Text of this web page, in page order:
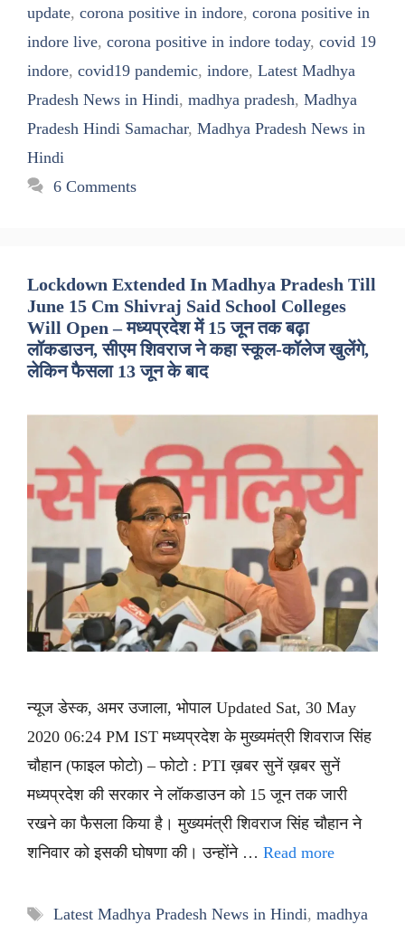
update, corona positive in indore, corona positive in
indore live, corona positive in indore today, covid 19
indore, covid19 pandemic, indore, Latest Madhya
Pradesh News in Hindi, madhya pradesh, Madhya
Pradesh Hindi Samachar, Madhya Pradesh News in
Hindi
6 Comments
Lockdown Extended In Madhya Pradesh Till
June 15 Cm Shivraj Said School Colleges
Will Open – मध्यप्रदेश में 15 जून तक बढ़ा
लॉकडाउन, सीएम शिवराज ने कहा स्कूल-कॉलेज खुलेंगे,
लेकिन फैसला 13 जून के बाद
न्यूज डेस्क, अमर उजाला, भोपाल Updated Sat, 30 May
2020 06:24 PM IST मध्यप्रदेश के मुख्यमंत्री शिवराज सिंह
चौहान (फाइल फोटो) – फोटो : PTI ख़बर सुनें ख़बर सुनें
मध्यप्रदेश की सरकार ने लॉकडाउन को 15 जून तक जारी
रखने का फैसला किया है। मुख्यमंत्री शिवराज सिंह चौहान ने
शनिवार को इसकी घोषणा की। उन्होंने … Read more
Tags
Latest Madhya Pradesh News in Hindi, madhya